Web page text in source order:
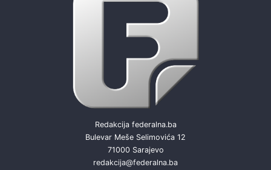
Redakcija federalna.ba
Bulevar Meše Selimovića 12
71000 Sarajevo
redakcija@federalna.ba